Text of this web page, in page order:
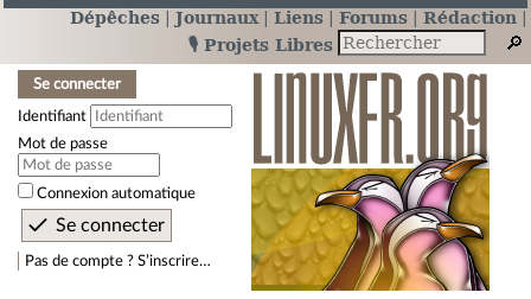
Dépêches Journaux Liens Forums
Rédaction
🎙️ Projets Libres
Se connecter
Identifiant
Mot de passe
Connexion automatique
Pas de compte ? S’inscrire…